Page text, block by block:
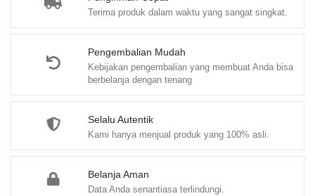
Terima produk dalam waktu yang sangat singkat.
Pengembalian Mudah
Kebijakan pengembalian yang membuat Anda bisa
berbelanja dengan tenang
Selalu Autentik
Kami hanya menjual produk yang 100% asli.
Belanja Aman
Data Anda senantiasa terlindungi.
Khairiah
Wardah,
Yunida